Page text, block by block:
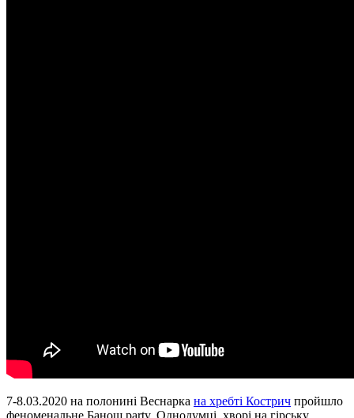
7-8.03.2020 на полонині Веснарка на хребті Кострич пройшло
феноменальне Банош party. Однодумці, хворі на гірську